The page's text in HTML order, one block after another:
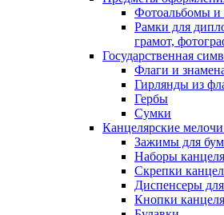
Фотоальбомы и
Рамки для
грамот,
Государственная
Флаги и
Гирлянды из
Гербы
Сумки
Канцелярские мелочи
Зажимы для
Наборы
Скрепки
Диспенсеры
Кнопки